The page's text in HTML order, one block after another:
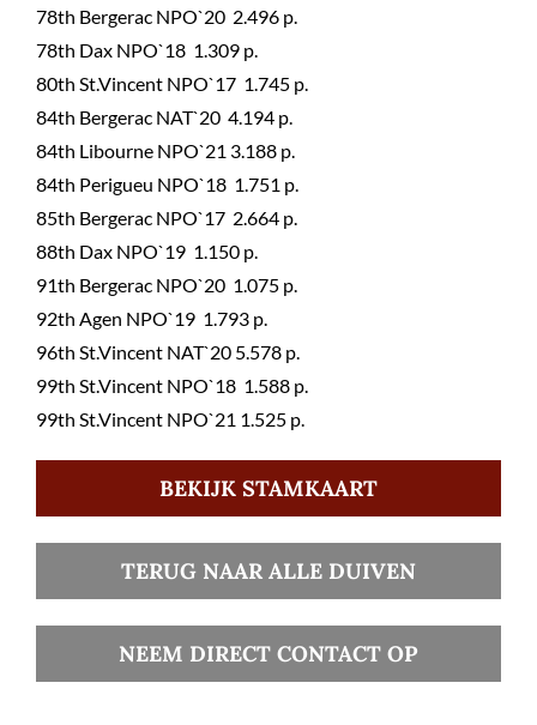
78th Bergerac NPO`20 2.496 p.
78th Dax NPO`18 1.309 p.
80th St.Vincent NPO`17 1.745 p.
84th Bergerac NAT`20 4.194 p.
84th Libourne NPO`21 3.188 p.
84th Perigueu NPO`18 1.751 p.
85th Bergerac NPO`17 2.664 p.
88th Dax NPO`19 1.150 p.
91th Bergerac NPO`20 1.075 p.
92th Agen NPO`19 1.793 p.
96th St.Vincent NAT`20 5.578 p.
99th St.Vincent NPO`18 1.588 p.
99th St.Vincent NPO`21 1.525 p.
BEKIJK STAMKAART
TERUG NAAR ALLE DUIVEN
NEEM DIRECT CONTACT OP